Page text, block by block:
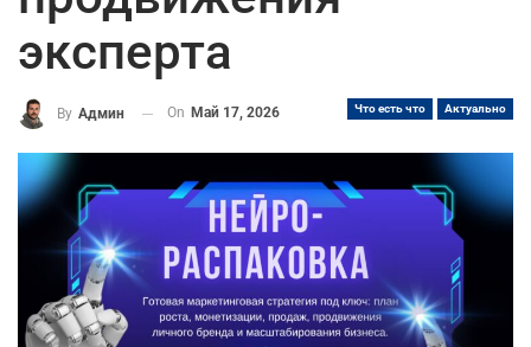
эксперта
Что есть что Актуально
By Админ On Май 17, 2026